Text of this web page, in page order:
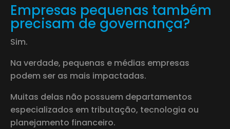
Empresas pequenas também
precisam de governança?
Sim.
Na verdade, pequenas e médias empresas
podem ser as mais impactadas.
Muitas delas não possuem departamentos
especializados em tributação, tecnologia ou
planejamento financeiro.